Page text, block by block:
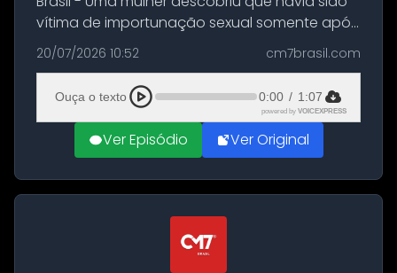
vítima de importunação sexual somente após
assistir a um vídeo que gravou enquanto
treinava na academia de um condomínio em
Feira de Santana, na Bahia. O c...
20/07/2026 10:52 cm7brasil.com
Ouça o texto 0:00 / 1:07
powered by VOICEXPRESS
Ver Episódio Ver Original